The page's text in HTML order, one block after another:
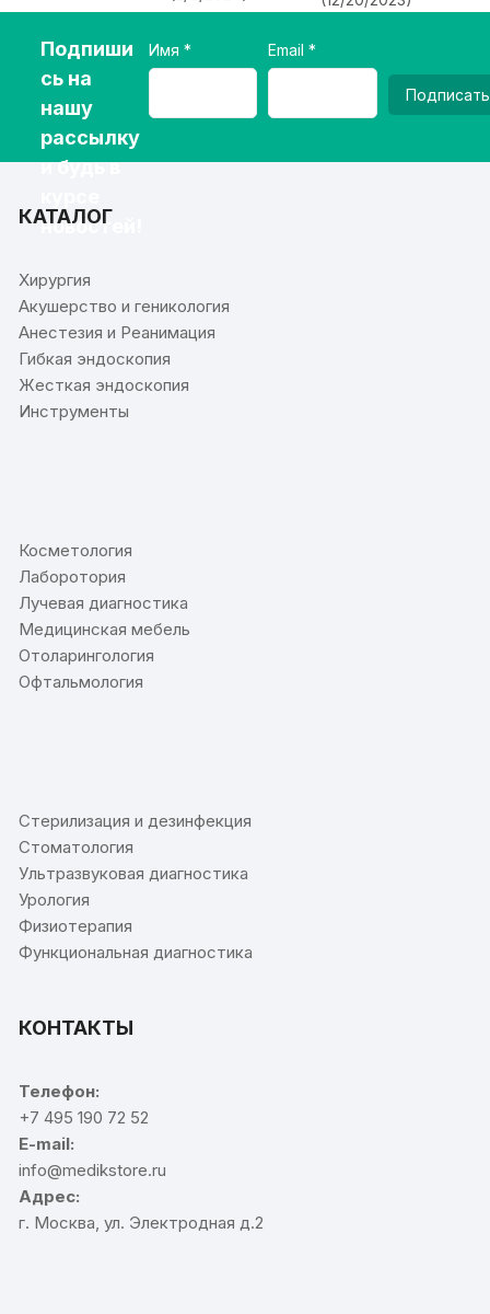
Подпиши
сь на
нашу
рассылку
и будь в
новостей!
Имя Email
КАТАЛОГ
Хирургия
Акушерство и геникология
Анестезия и Реанимация
Гибкая эндоскопия
Жесткая эндоскопия
Инструменты
Косметология
Лаборотория
Лучевая диагностика
Медицинская мебель
Отоларингология
Офтальмология
Стерилизация и дезинфекция
Стоматология
Ультразвуковая диагностика
Урология
Физиотерапия
Функциональная диагностика
КОНТАКТЫ
Телефон:
+7 495 190 72 52
E-mail:
info@medikstore.ru
Адрес:
г. Москва, ул. Электродная д.2